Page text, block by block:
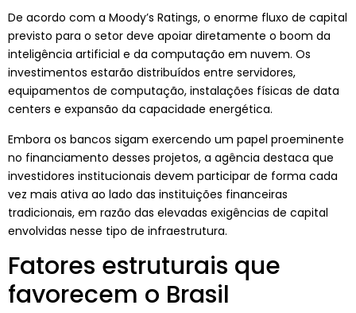
De acordo com a Moody’s Ratings, o enorme fluxo de capital
previsto para o setor deve apoiar diretamente o boom da
inteligência artificial e da computação em nuvem. Os
investimentos estarão distribuídos entre servidores,
equipamentos de computação, instalações físicas de data
centers e expansão da capacidade energética.
Embora os bancos sigam exercendo um papel proeminente
no financiamento desses projetos, a agência destaca que
investidores institucionais devem participar de forma cada
vez mais ativa ao lado das instituições financeiras
tradicionais, em razão das elevadas exigências de capital
envolvidas nesse tipo de infraestrutura.
Fatores estruturais que
favorecem o Brasil